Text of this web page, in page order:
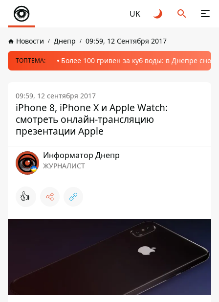
UK
Новости Днепр 09:59, 12 Сентября 2017
ТОПТЕМА: Более 100 гривен за куб воды: в Днепре
09:59, 12 сентября 2017
iPhone 8, iPhone X и Apple Watch:
смотреть онлайн-трансляцию
презентации Apple
Информатор Днепр
ЖУРНАЛИСТ
👍